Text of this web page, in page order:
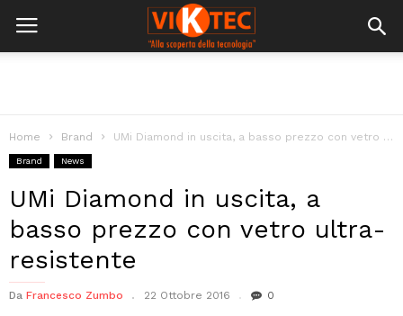
Home Brand UMi Diamond in uscita, a basso prezzo con vetro ultra-resistente
Brand News
UMi Diamond in uscita, a
basso prezzo con vetro ultra-
resistente
Da Francesco Zumbo 22 Ottobre 2016 0